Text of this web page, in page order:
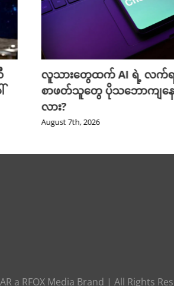
လူသားတွေထက် AI ရဲ့ လက်
စာဖတ်သူတွေ ပိုသဘောကျနေ
လား?
August 7th, 2026
a RFOX Media Brand | All Rights